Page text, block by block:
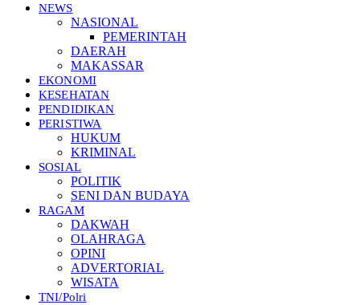
NEWS
NASIONAL
PEMERINTAH
DAERAH
MAKASSAR
EKONOMI
KESEHATAN
PENDIDIKAN
PERISTIWA
HUKUM
KRIMINAL
SOSIAL
POLITIK
SENI DAN BUDAYA
RAGAM
DAKWAH
OLAHRAGA
OPINI
ADVERTORIAL
WISATA
TNI/Polri